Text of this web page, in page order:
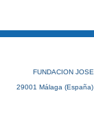
FUNDACION
29001 Málaga (España)